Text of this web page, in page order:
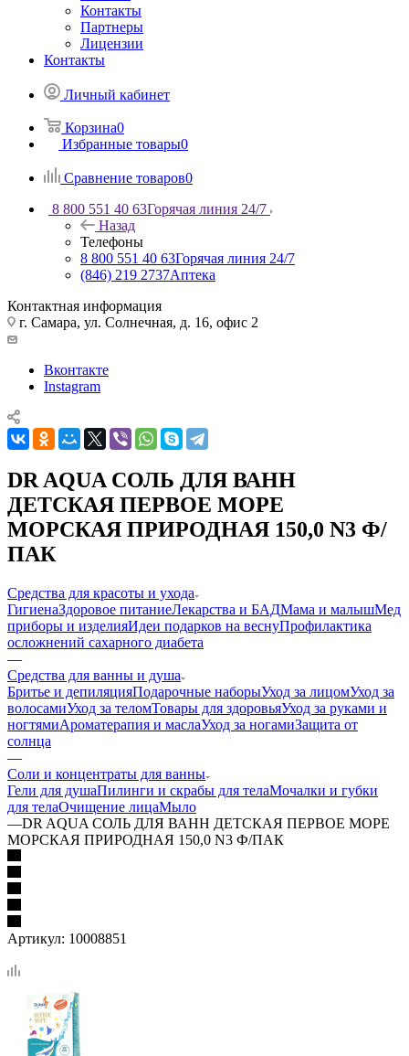
Контакты
Партнеры
Лицензии
Контакты
Личный кабинет
Корзина0
Избранные товары0
Сравнение товаров0
8 800 551 40 63Горячая линия 24/7
Назад
Телефоны
8 800 551 40 63Горячая линия 24/7
(846) 219 2737Аптека
Контактная информация
г. Самара, ул. Солнечная, д. 16, офис 2
Вконтакте
Instagram
DR AQUA СОЛЬ ДЛЯ ВАНН
ДЕТСКАЯ ПЕРВОЕ МОРЕ
МОРСКАЯ ПРИРОДНАЯ 150,0 N3 Ф/
ПАК
Средства для красоты и ухода
ГигиенаЗдоровое питаниеЛекарства и БАДМама и малышМед
приборы и изделияИдеи подарков на веснуПрофилактика
осложнений сахарного диабета
—
Средства для ванны и душа
Бритье и депиляцияПодарочные наборыУход за лицомУход за
волосамиУход за теломТовары для здоровьяУход за руками и
ногтямиАроматерапия и маслаУход за ногамиЗащита от
солнца
—
Соли и концентраты для ванны
Гели для душаПилинги и скрабы для телаМочалки и губки
для телаОчищение лицаМыло
—DR AQUA СОЛЬ ДЛЯ ВАНН ДЕТСКАЯ ПЕРВОЕ МОРЕ
МОРСКАЯ ПРИРОДНАЯ 150,0 N3 Ф/ПАК
Артикул: 10008851